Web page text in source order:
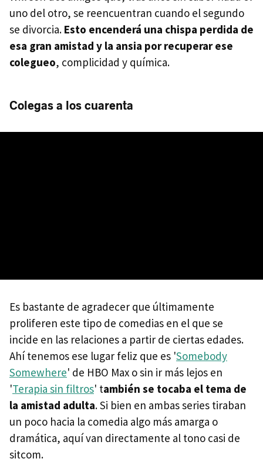
uno del otro, se reencuentran cuando el segundo
se divorcia. Esto encenderá una chispa perdida de
esa gran amistad y la ansia por recuperar ese
colegueo, complicidad y química.
Colegas a los cuarenta
Es bastante de agradecer que últimamente
proliferen este tipo de comedias en el que se
incide en las relaciones a partir de ciertas edades.
Ahí tenemos ese lugar feliz que es 'Somebody
Somewhere' de HBO Max o sin ir más lejos en
'Terapia sin filtros' también se tocaba el tema de
la amistad adulta. Si bien en ambas series tiraban
un poco hacia la comedia algo más amarga o
dramática, aquí van directamente al tono casi de
sitcom.